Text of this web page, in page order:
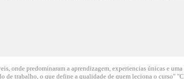
onde predominaram a aprendizagem, experiencias únicas e
de trabalho, o que define a qualidade de quem leciona o curso"